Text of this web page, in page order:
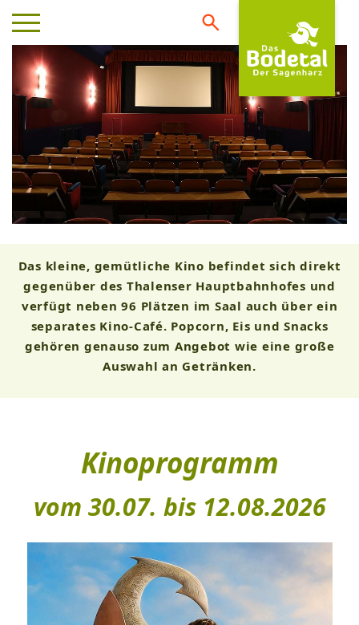
Das kleine, gemütliche Kino befindet sich direkt
gegenüber des Thalenser Hauptbahnhofes und
verfügt neben 96 Plätzen im Saal auch über ein
separates Kino-Café. Popcorn, Eis und Snacks
gehören genauso zum Angebot wie eine große
Auswahl an Getränken.
Kinoprogramm
vom 30.07. bis 12.08.2026